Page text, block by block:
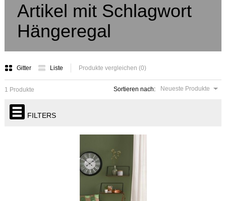
Artikel mit Schlagwort
Hängeregal
Gitter Liste Produkte vergleichen (0)
Sortieren nach: Neueste Produkte
1 Produkte
FILTERS